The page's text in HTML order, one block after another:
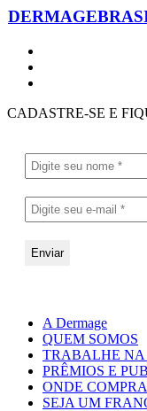
CADASTRE-SE E
A Dermage
QUEM SOMOS
TRABALHE NA
PRÊMIOS E
ONDE
SEJA UM